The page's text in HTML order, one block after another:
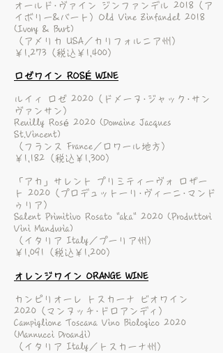
オールド･ヴァイン ジンファンデル 2018（ア
イボリー&バート） Old Vine Zinfandel 2018
(Ivory & Burt)
（アメリカ USA／カリフォルニア州）
￥1,273（税込￥1,400）
ロゼワイン ROSÉ WINE
ルイィ ロゼ 2020（ドメーヌ･ジャック･サン
ヴァンサン）
Reuilly Rosé 2020 (Domaine Jacques
St.Vincent)
（フランス France／ロワール地方）
￥1,182（税込￥1,300）
「アカ」サレント プリミティーヴォ ロザー
ト 2020（プロデュットーリ･ヴィーニ･マンド
ゥリア）
Salent Primitivo Rosato "aka" 2020 (Produttori
Vini Manduria)
（イタリア Italy／プーリア州）
￥1,091（税込￥1,200）
オレンジワイン ORANGE WINE
カンピリオーレ トスカーナ ビオワイン
2020（マンヌッチ･ドロアンディ）
Campiglione Toscana Vino Biologico 2020
(Mannucci Droandi)
（イタリア Italy／トスカーナ州）